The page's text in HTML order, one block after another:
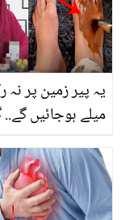
محفوظ رکھیں؟
یہ پیر زمین پر نہ
میلے ہوجائیں
زبردست طریقہ
بعد پیر زمین پر
بھی جی نہ چاہے